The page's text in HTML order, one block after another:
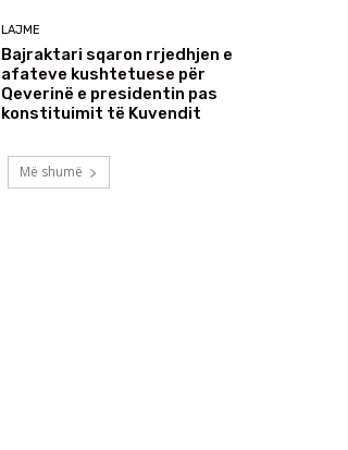
LAJME
Bajraktari sqaron rrjedhjen e
afateve kushtetuese për
Qeverinë e presidentin pas
konstituimit të Kuvendit
Më shumë